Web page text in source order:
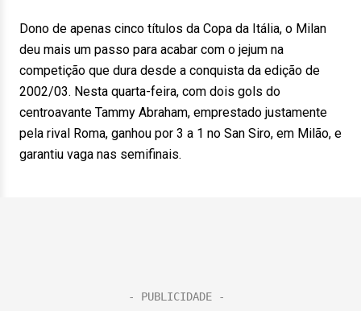
Dono de apenas cinco títulos da Copa da Itália, o Milan
deu mais um passo para acabar com o jejum na
competição que dura desde a conquista da edição de
2002/03. Nesta quarta-feira, com dois gols do
centroavante Tammy Abraham, emprestado justamente
pela rival Roma, ganhou por 3 a 1 no San Siro, em Milão, e
garantiu vaga nas semifinais.